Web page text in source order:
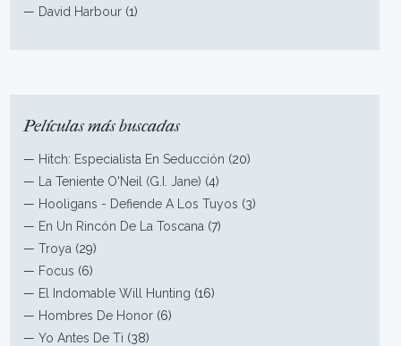
— David Harbour (1)
Películas más buscadas
— Hitch: Especialista En Seducción (20)
—
La Teniente O'Neil (G.I. Jane) (4)
— Hooligans - Defiende A Los Tuyos (3)
— En Un Rincón De La Toscana (7)
—Troya (29)
— Focus (6)
— El Indomable Will Hunting (16)
— Hombres De Honor (6)
—Yo Antes De Ti (38)